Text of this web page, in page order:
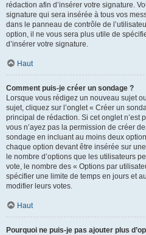
rédaction afin d’insérer votre signature.
signature qui sera insérée à tous vos
dans le panneau de contrôle de
option, il ne vous sera plus utile de
d’insérer votre signature.
Haut
Comment puis-je créer un sondage ?
Lorsque vous rédigez un nouveau sujet
sujet, cliquez sur l’onglet « Créer un
principal de rédaction. Si cet onglet n’est
vous n’ayez pas la permission de créer
sondage en incluant au moins deux
chaque option devant être insérée sur
le nombre d’options que les utilisateurs
vote, le nombre des « Options par
spécifier une limite de temps en jours et
modifier leurs votes.
Haut
Pourquoi ne puis-je pas ajouter plus